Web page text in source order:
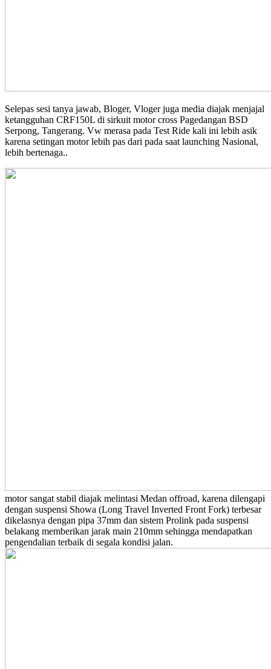
Selepas sesi tanya jawab, Bloger, Vloger juga media diajak menjajal
ketangguhan CRF150L di sirkuit motor cross Pagedangan BSD
Serpong, Tangerang. Vw merasa pada Test Ride kali ini lebih asik
karena setingan motor lebih pas dari pada saat launching Nasional,
lebih bertenaga..
motor sangat stabil diajak melintasi Medan offroad, karena dilengapi
dengan suspensi Showa (Long Travel Inverted Front Fork) terbesar
dikelasnya dengan pipa 37mm dan sistem Prolink pada suspensi
belakang memberikan jarak main 210mm sehingga mendapatkan
pengendalian terbaik di segala kondisi jalan.